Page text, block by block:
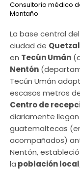
Consultorio médico
Montaño
La base central
ciudad de
en Tecún Umán
Nentón
Tecún Umán
escasos metros
Centro de
diariamente llegan
guatemaltecas
acompañados)
Nentón,
la población